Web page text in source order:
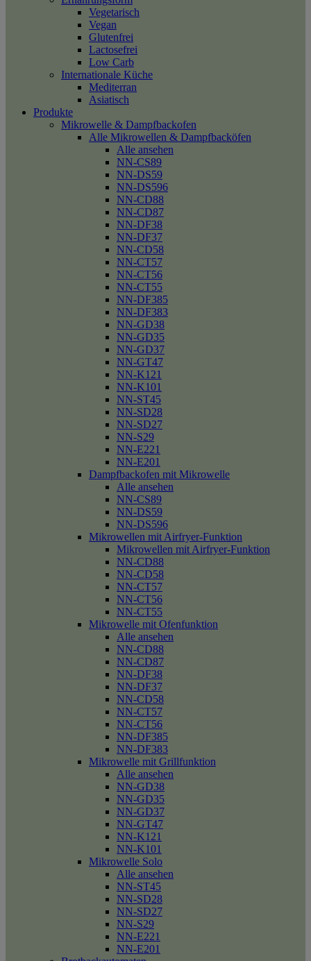
Vegetarisch
Vegan
Glutenfrei
Lactosefrei
Low Carb
Internationale Küche
Mediterran
Asiatisch
Produkte
Mikrowelle & Dampfbackofen
Alle Mikrowellen & Dampfbacköfen
Alle ansehen
NN-CS89
NN-DS59
NN-DS596
NN-CD88
NN-CD87
NN-DF38
NN-DF37
NN-CD58
NN-CT57
NN-CT56
NN-CT55
NN-DF385
NN-DF383
NN-GD38
NN-GD35
NN-GD37
NN-GT47
NN-K121
NN-K101
NN-ST45
NN-SD28
NN-SD27
NN-S29
NN-E221
NN-E201
Dampfbackofen mit Mikrowelle
Alle ansehen
NN-CS89
NN-DS59
NN-DS596
Mikrowellen mit Airfryer-Funktion
Mikrowellen mit Airfryer-Funktion
NN-CD88
NN-CD58
NN-CT57
NN-CT56
NN-CT55
Mikrowelle mit Ofenfunktion
Alle ansehen
NN-CD88
NN-CD87
NN-DF38
NN-DF37
NN-CD58
NN-CT57
NN-CT56
NN-DF385
NN-DF383
Mikrowelle mit Grillfunktion
Alle ansehen
NN-GD38
NN-GD35
NN-GD37
NN-GT47
NN-K121
NN-K101
Mikrowelle Solo
Alle ansehen
NN-ST45
NN-SD28
NN-SD27
NN-S29
NN-E221
NN-E201